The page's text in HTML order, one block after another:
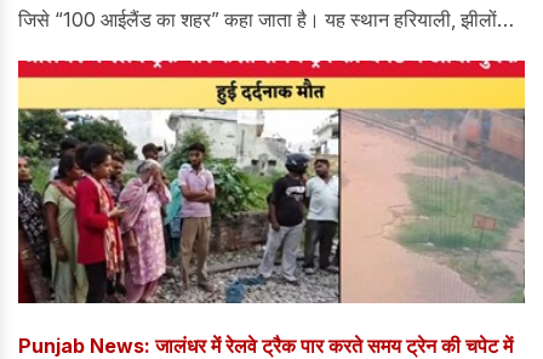
जिसे “100 आईलैंड का शहर” कहा जाता है। यह स्थान हरियाली, झीलों
प्रदान करता है।
Punjab News: जालंधर में रेलवे ट्रैक पार करते समय ट्रेन की चपेट में